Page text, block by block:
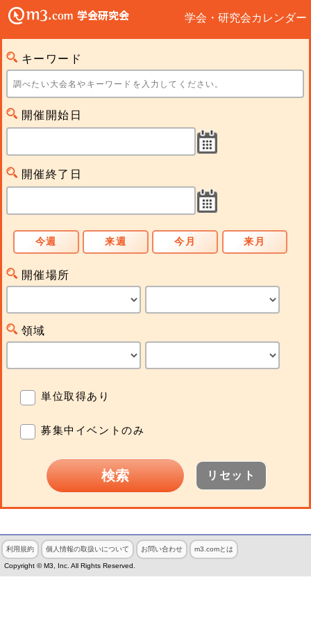
学会・研究会カレンダー
キーワード
開催開始日
開催終了日
今週 来週 今月 来月
開催場所
領域
単位取得あり
募集中イベントのみ
リセット
利用規約 個人情報の取扱いについて お問い合わせ m3.comとは
Copyright © M3, Inc. All Rights Reserved.